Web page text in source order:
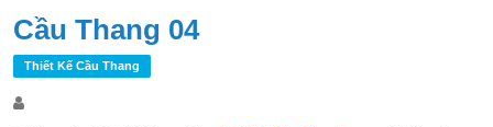
Cầu Thang 04
Thiết Kế Cầu Thang
Điều hướng bài viết